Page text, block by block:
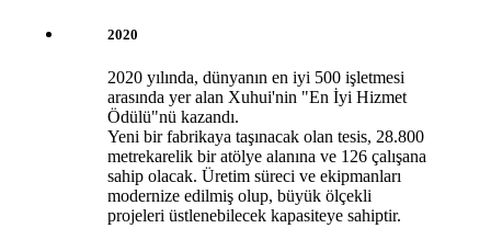
2020
2020 yılında, dünyanın en iyi 500 işletmesi
arasında yer alan Xuhui'nin "En İyi Hizmet
Ödülü"nü kazandı.
Yeni bir fabrikaya taşınacak olan tesis, 28.800
metrekarelik bir atölye alanına ve 126 çalışana
sahip olacak. Üretim süreci ve ekipmanları
modernize edilmiş olup, büyük ölçekli
projeleri üstlenebilecek kapasiteye sahiptir.